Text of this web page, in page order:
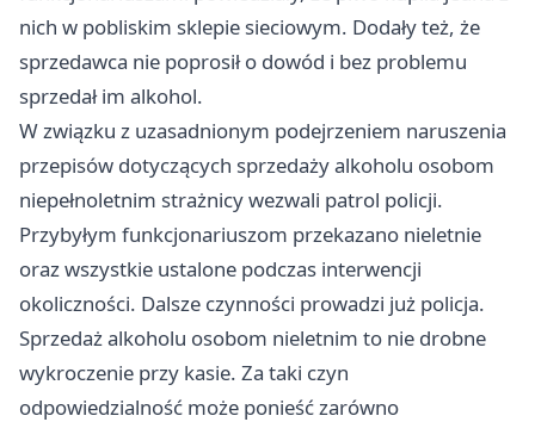
nich w pobliskim sklepie sieciowym. Dodały też, że
sprzedawca nie poprosił o dowód i bez problemu
sprzedał im alkohol.
W związku z uzasadnionym podejrzeniem naruszenia
przepisów dotyczących sprzedaży alkoholu osobom
niepełnoletnim strażnicy wezwali patrol policji.
Przybyłym funkcjonariuszom przekazano nieletnie
oraz wszystkie ustalone podczas interwencji
okoliczności. Dalsze czynności prowadzi już policja.
Sprzedaż alkoholu osobom nieletnim to nie drobne
wykroczenie przy kasie. Za taki czyn
odpowiedzialność może ponieść zarówno